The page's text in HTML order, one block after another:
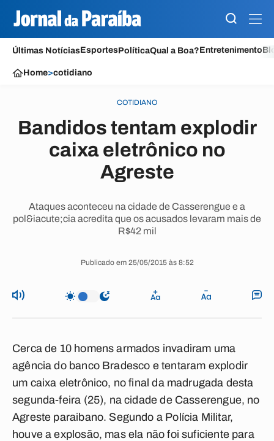
Últimas NotíciasEsportesPolíticaQual a Boa?Entretenimento
Home>cotidiano
COTIDIANO
Bandidos tentam explodir
caixa eletrônico no
Agreste
Ataques aconteceu na cidade de Casserengue e a
pol&iacute;cia acredita que os acusados levaram mais de
R$42 mil
Publicado em 25/05/2015 às 8:52
Cerca de 10 homens armados invadiram uma
agência do banco Bradesco e tentaram explodir
um caixa eletrônico, no final da madrugada desta
segunda-feira (25), na cidade de Casserengue, no
Agreste paraibano. Segundo a Polícia Militar,
houve a explosão, mas ela não foi suficiente para